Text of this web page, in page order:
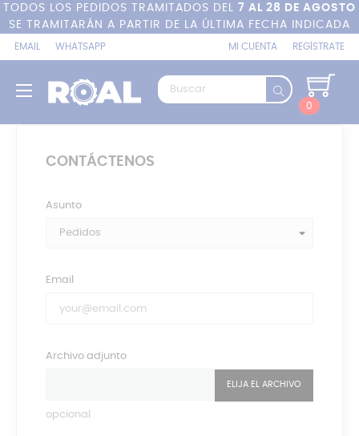
TODOS LOS PEDIDOS TRAMITADOS DEL 7 AL 28 DE AGOSTO
SE TRAMITARÁN A PARTIR DE LA ÚLTIMA FECHA INDICADA
EMAIL WHATSAPP MI CUENTA REGÍSTRATE
Navegación
palanca
☰
0
CONTÁCTENOS
Asunto
Email
Archivo adjunto
ELIJA EL ARCHIVO
opcional